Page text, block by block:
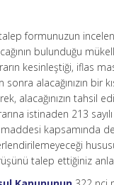
talep formunuzun
bulunduğu
kesinleştiği, iflas
alacağınızın bir
alacağınızın tahsil
istinaden 213
kapsamında
talep ettiğiniz